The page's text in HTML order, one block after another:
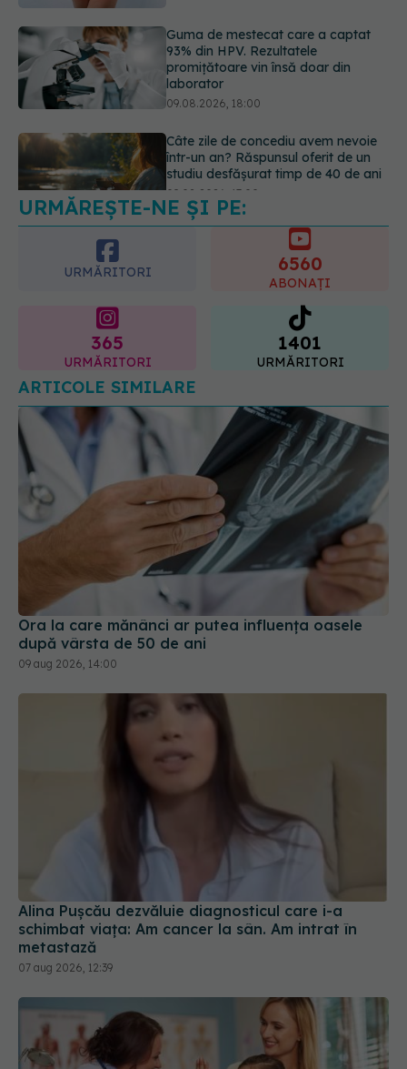
Câte zile de concediu avem nevoie
într-un an? Răspunsul oferit de un
Reclamele din platformele medicale
AI pot influența prescrierea
medicamentelor
09.08.2026, 21:00
URMĂREȘTE-NE ȘI PE:
URMĂRITORI
ABONAȚI
URMĂRITORI
1401
URMĂRITORI
ARTICOLE SIMILARE
Ora la care mănânci ar putea influența oasele
după vârsta de 50 de ani
09 aug 2026, 14:00
Alina Pușcău dezvăluie diagnosticul care i-a
schimbat viața: Am cancer la sân. Am intrat în
07 aug 2026, 12:39